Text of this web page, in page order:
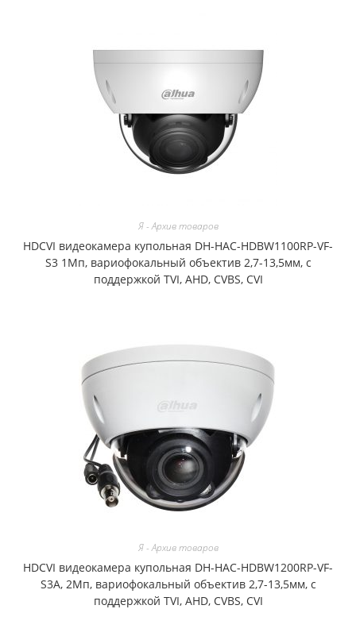
Я - Архив товаров
HDCVI видеокамера купольная DH-HAC-HDBW1100RP-VF-
S3 1Мп, вариофокальный объектив 2,7-13,5мм, с
поддержкой TVI, AHD, CVBS, CVI
Я - Архив товаров
HDCVI видеокамера купольная DH-HAC-HDBW1200RP-VF-
S3A, 2Мп, вариофокальный объектив 2,7-13,5мм, с
поддержкой TVI, AHD, CVBS, CVI